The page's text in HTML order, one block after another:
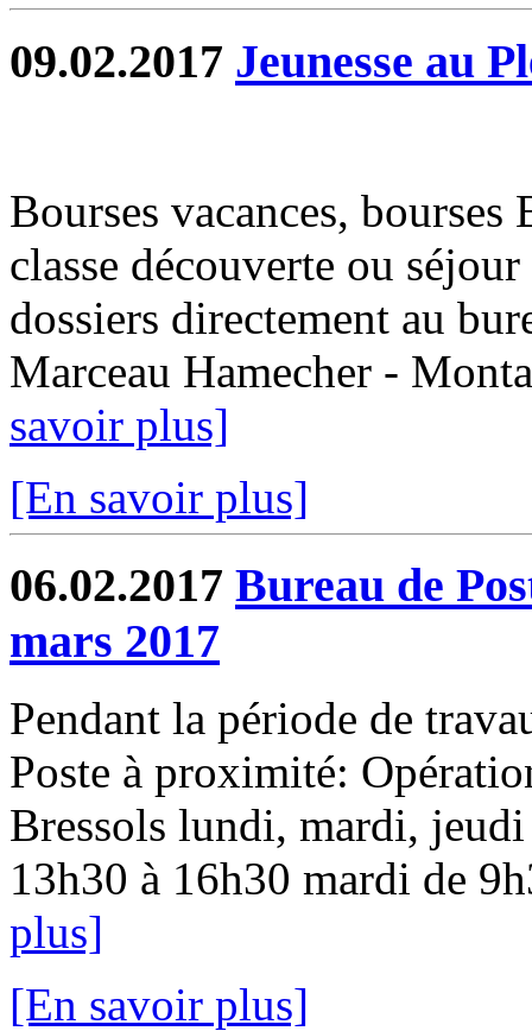
09.02.2017 Jeunesse au
Bourses vacances,
classe découverte ou
dossiers directement au
Marceau Hamecher -
savoir plus]
[En savoir plus]
06.02.2017 Bureau de
mars 2017
Pendant la période de
Poste à proximité:
Bressols lundi, mardi,
13h30 à 16h30 mardi de
plus]
[En savoir plus]